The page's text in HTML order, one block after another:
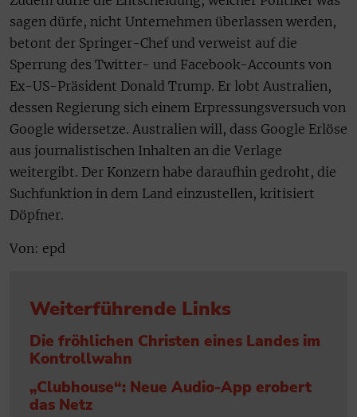
sagen dürfe, nicht Unternehmen überlassen werden,
betont der Springer-Chef und verweist auf die
Sperrung des Twitter- und Facebook-Accounts von
Ex-US-Präsident Donald Trump. Er lobt Australien,
dessen Regierung sich einem Erpressungsversuch von
Google widersetze. Australien will, dass Google Erlöse
aus journalistischen Inhalten an die Verlage
weitergibt. Der Konzern habe daraufhin gedroht, die
Suchfunktion in dem Land einzustellen, kritisiert
Döpfner.
Von: epd
Weiterführende Links
Die fröhlichen Christen eines Landes im
Kontrollwahn
„Clubhouse“: Neue Audio-App erobert
das Netz